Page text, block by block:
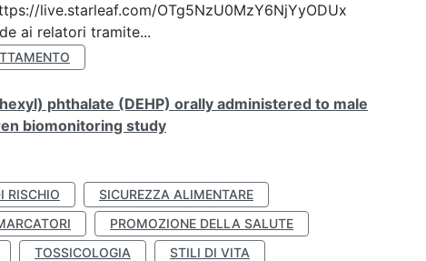
live.starleaf.com/OTg5NzU0MzY6NjYyODUx
ai relatori tramite...
phthalate (DEHP) orally administered to male
biomonitoring study
RISCHIO
SICUREZZA ALIMENTARE
PROMOZIONE DELLA SALUTE
TOSSICOLOGIA
STILI DI VITA